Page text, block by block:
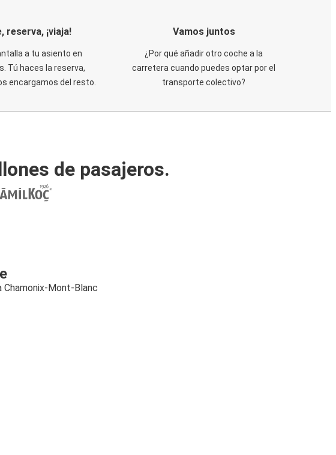
reserva, ¡viaja!
a tu asiento en
Tú haces la reserva,
encargamos del resto.
Vamos juntos
¿Por qué añadir otro coche a la
carretera cuando puedes optar por el
transporte colectivo?
de pasajeros.
Chamonix-Mont-Blanc